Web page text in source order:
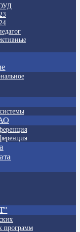
программ